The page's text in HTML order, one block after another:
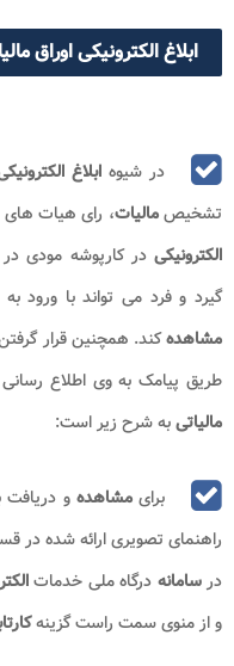
ابلاغ الکترونیکی اوراق
در شیوهابلاغ
تشخیصمالیات، رای هیات های
الکترونیکیدر کارپوشه مودی
گیرد و فرد می تواند با ورود
مشاهدهکند. همچنین قرار
طریق پیامک به وی اطلاع
مالیاتیبه شرح زیر است:
برایمشاهده و دریافت
راهنمای تصویری ارائه شده در
درسامانه درگاه ملی خدمات
و از منوی سمت راست گزینه